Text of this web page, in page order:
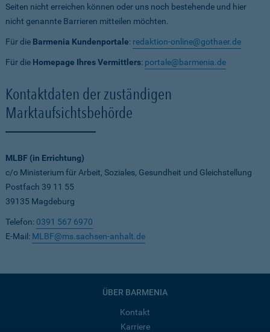
Seiten nicht erreichen können oder uns noch bestehende und hier
nicht genannte Barrieren mitteilen möchten.
Für die Barmenia Kundenportale: redaktion-online@gothaer.de
Für die Homepage Ihres Vermittlers: portale@barmenia.de
Kontaktdaten der zuständigen
Marktaufsichtsbehörde
MLBF (in Errichtung)
c/o Ministerium für Arbeit, Soziales, Gesundheit und Gleichstellung
Postfach 39 11 55
39135 Magdeburg
Telefon: 0391 567 6970
E-Mail: MLBF@ms.sachsen-anhalt.de
ÜBER BARMENIA
Kontakt
Karriere